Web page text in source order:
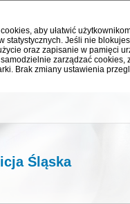
aby ułatwić
statystycznych. Jeśli nie
oraz zapisanie w pamięci
zarządzać cookies,
Brak zmiany ustawienia
Śląska